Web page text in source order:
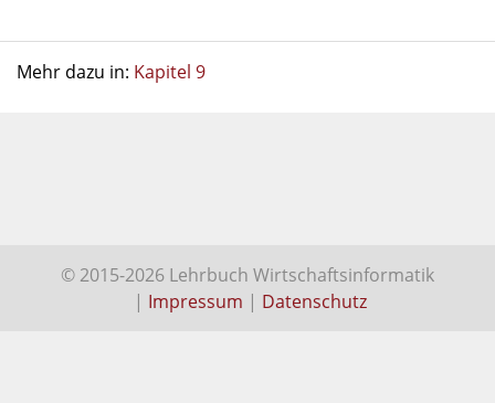
Mehr dazu in: Kapitel 9
© 2015-2026 Lehrbuch Wirtschaftsinformatik
| Impressum | Datenschutz